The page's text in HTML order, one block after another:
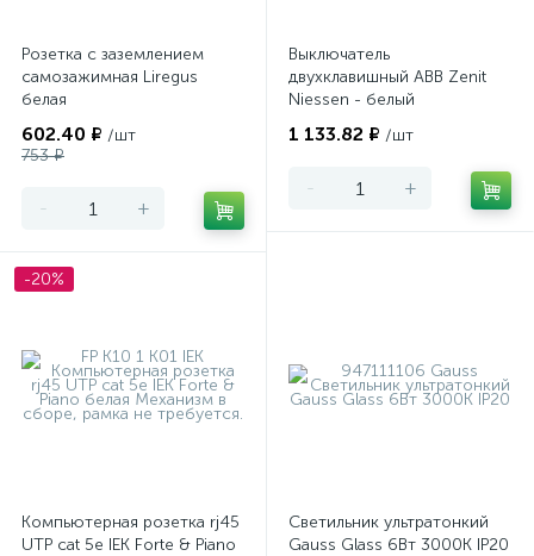
Розетка с заземлением
самозажимная Liregus
белая
602.40 ₽ /шт
753 ₽
- +
Выключатель
двухклавишный ABB Zenit
Niessen - белый
1 133.82 ₽ /шт
- +
-20%
Компьютерная розетка rj45
UTP cat 5e IEK Forte & Piano
Светильник ультратонкий
Gauss Glass 6Вт 3000K IP20